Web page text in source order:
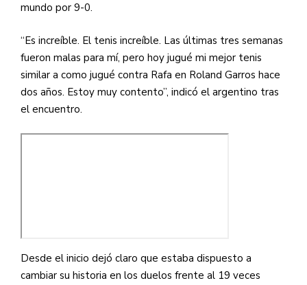
mundo por 9-0.
“Es increíble. El tenis increíble. Las últimas tres semanas
fueron malas para mí, pero hoy jugué mi mejor tenis
similar a como jugué contra Rafa en Roland Garros hace
dos años. Estoy muy contento”, indicó el argentino tras
el encuentro.
Desde el inicio dejó claro que estaba dispuesto a
cambiar su historia en los duelos frente al 19 veces